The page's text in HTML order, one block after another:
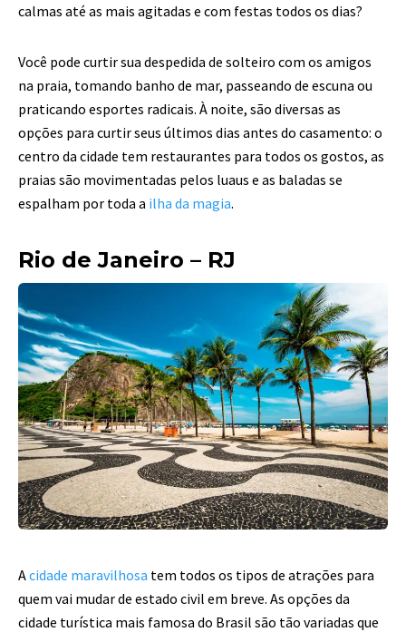
calmas até as mais agitadas e com festas todos os dias?
Você pode curtir sua despedida de solteiro com os amigos
na praia, tomando banho de mar, passeando de escuna ou
praticando esportes radicais. À noite, são diversas as
opções para curtir seus últimos dias antes do casamento: o
centro da cidade tem restaurantes para todos os gostos, as
praias são movimentadas pelos luaus e as baladas se
espalham por toda a ilha da magia.
Rio de Janeiro – RJ
Acidade maravilhosa tem todos os tipos de atrações para
quem vai mudar de estado civil em breve. As opções da
cidade turística mais famosa do Brasil são tão variadas que